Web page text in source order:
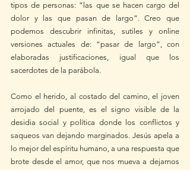
tipos de personas: “las que se hacen cargo del
dolor y las que pasan de largo”. Creo que
podemos descubrir infinitas, sutiles y online
versiones actuales de: “pasar de largo”, con
elaboradas justificaciones, igual que los
sacerdotes de la parábola.
Como el herido, al costado del camino, el joven
arrojado del puente, es el signo visible de la
desidia social y política donde los conflictos y
saqueos van dejando marginados. Jesús apela a
lo mejor del espíritu humano, a una respuesta que
brote desde el amor, que nos mueva a dejarnos